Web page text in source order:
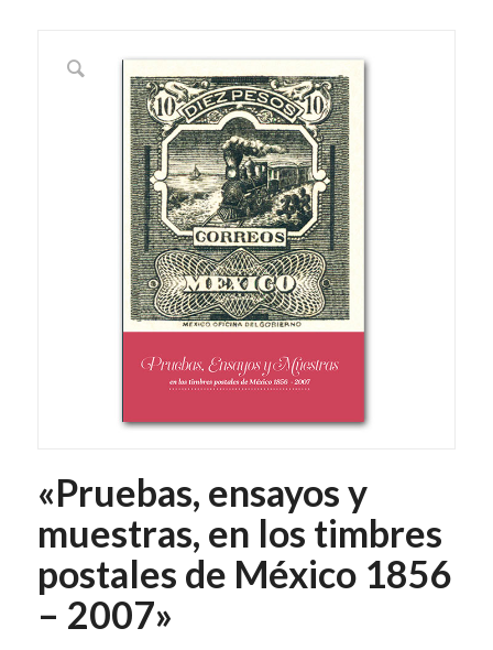
«Pruebas, ensayos y
muestras, en los timbres
postales de México 1856
– 2007»